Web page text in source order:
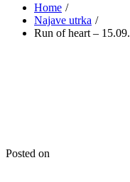
Home
Najave utrka
Run of heart – 15.09.
Posted on